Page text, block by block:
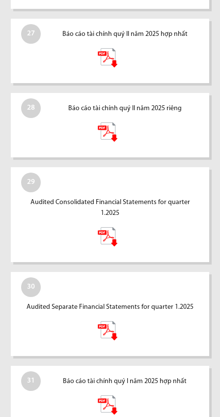
27 Báo cáo tài chính quý II năm 2025 hợp nhất
28 Báo cáo tài chính quý II năm 2025 riêng
29
Audited Consolidated Financial Statements for quarter
1.2025
30
Audited Separate Financial Statements for quarter 1.2025
31 Báo cáo tài chính quý I năm 2025 hợp nhất